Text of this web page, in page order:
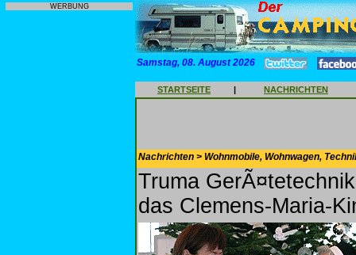
WERBUNG
Samstag, 08. August 2026
STARTSEITE | NACHRICHTEN
Nachrichten > Wohnmobile, Wohnwagen,
Truma
das Clemens-Maria-